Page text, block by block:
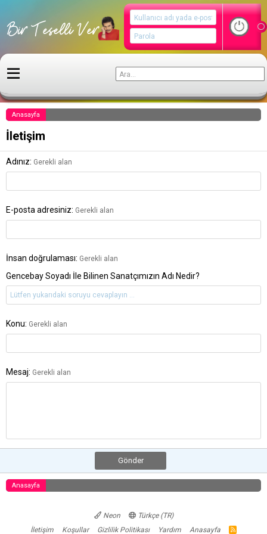
Anasayfa
İletişim
Adınız Gerekli alan
E-posta adresiniz Gerekli alan
İnsan doğrulaması Gerekli alan
Gencebay Soyadı İle Bilinen Sanatçımızın Adı Nedir?
Konu Gerekli alan
Mesaj Gerekli alan
Gönder
Anasayfa
Neon
Türkçe (TR)
İletişim
Koşullar Gizlilik Politikası Yardım Anasayfa
R